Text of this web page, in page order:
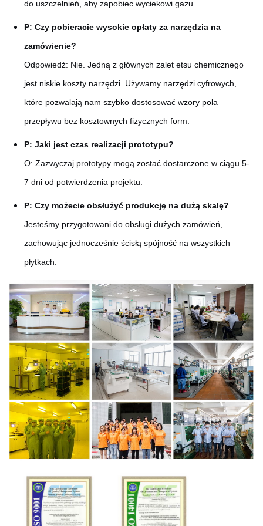
do uszczelnień, aby zapobiec wyciekowi gazu.
P: Czy pobieracie wysokie opłaty za narzędzia na
zamówienie?
Odpowiedź: Nie. Jedną z głównych zalet etsu chemicznego
jest niskie koszty narzędzi. Używamy narzędzi cyfrowych,
które pozwalają nam szybko dostosować wzory pola
przepływu bez kosztownych fizycznych form.
P: Jaki jest czas realizacji prototypu?
O: Zazwyczaj prototypy mogą zostać dostarczone w ciągu 5-
7 dni od potwierdzenia projektu.
P: Czy możecie obsłużyć produkcję na dużą skalę?
Jesteśmy przygotowani do obsługi dużych zamówień,
zachowując jednocześnie ścisłą spójność na wszystkich
płytkach.